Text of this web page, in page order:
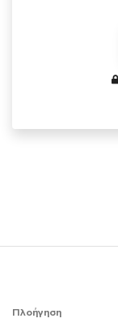
Πλοήγηση